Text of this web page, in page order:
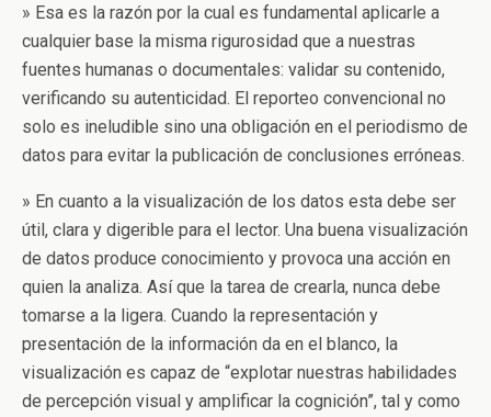
» Esa es la razón por la cual es fundamental aplicarle a
cualquier base la misma rigurosidad que a nuestras
fuentes humanas o documentales: validar su contenido,
verificando su autenticidad. El reporteo convencional no
solo es ineludible sino una obligación en el periodismo de
datos para evitar la publicación de conclusiones erróneas.
» En cuanto a la visualización de los datos esta debe ser
útil, clara y digerible para el lector. Una buena visualización
de datos produce conocimiento y provoca una acción en
quien la analiza. Así que la tarea de crearla, nunca debe
tomarse a la ligera. Cuando la representación y
presentación de la información da en el blanco, la
visualización es capaz de “explotar nuestras habilidades
de percepción visual y amplificar la cognición”, tal y como